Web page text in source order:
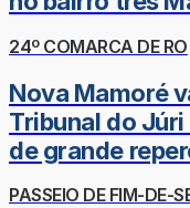
24º COMARCA DE RO
Nova Mamoré
Tribunal do
de grande
PASSEIO DE FIM-DE-